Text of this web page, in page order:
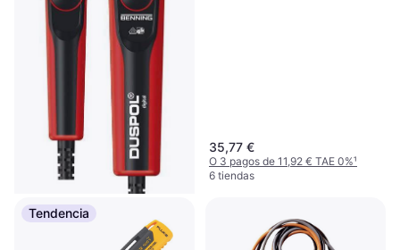
35,77 €
O 3 pagos de 11,92 € TAE 0%¹
6 tiendas
Tendencia